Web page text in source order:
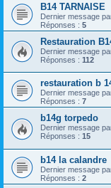
B14 TARNAISE
Dernier message
Réponses : 5
Restauration
Dernier message
Réponses : 112
restauration b
Dernier message
Réponses : 7
b14g torpedo
Dernier message
Réponses : 15
b14 la calandre
Dernier message
Réponses : 2